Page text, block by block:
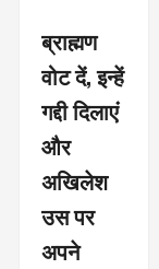
ब्राह्मण
वोट दें, इन्हें
गद्दी दिलाएं
और
अखिलेश
उस पर
अपने